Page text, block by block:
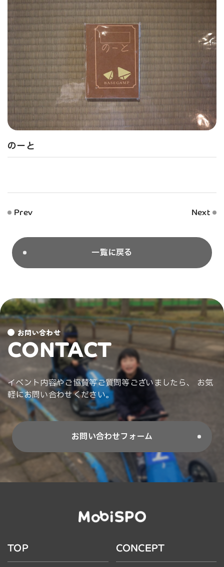
のーと
Prev Next
一覧に戻る
お問い合わせ
CONTACT
イベント内容やご協賛等ご質問等ございましたら、 お気
軽にお問い合わせください。
お問い合わせフォーム
TOP CONCEPT